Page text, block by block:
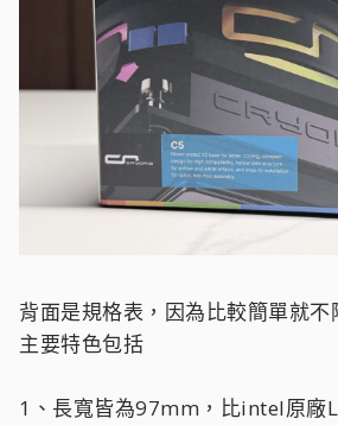
背面是規格表，因為比較簡單就不
主要特色包括
1、長寬皆為97mm，比intel原廠